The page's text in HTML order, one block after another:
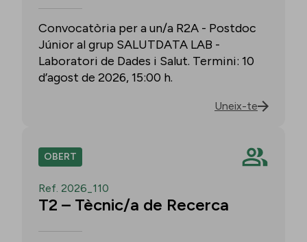
Convocatòria per a un/a R2A - Postdoc
Júnior al grup SALUTDATA LAB -
Laboratori de Dades i Salut. Termini: 10
d’agost de 2026, 15:00 h.
Uneix-te
OBERT
Ref. 2026_110
T2 – Tècnic/a de Recerca